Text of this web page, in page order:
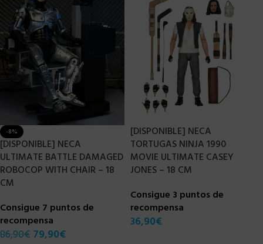
-8%
[DISPONIBLE] NECA
ULTIMATE BATTLE DAMAGED
ROBOCOP WITH CHAIR – 18
CM
Consigue 7 puntos de
recompensa
86,90€ 79,90€
[DISPONIBLE] NECA
TORTUGAS NINJA 1990
MOVIE ULTIMATE CASEY
JONES – 18 CM
Consigue 3 puntos de
recompensa
36,90€